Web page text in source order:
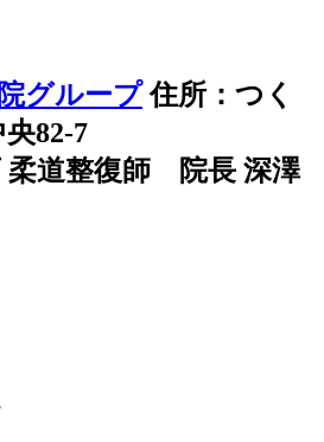
住所：つく
82-7
柔道整復師 院長 深澤